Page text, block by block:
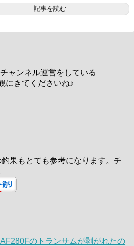
記事を読む
チャンネル運営をしている
にきてくださいね♪
果もとても参考になります。チ
のトランサムが剥がれたの